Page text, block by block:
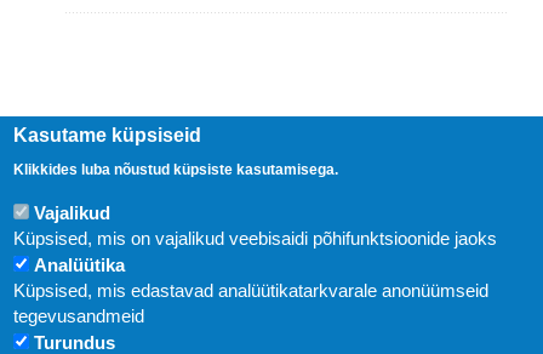
Uudised
Kasutame küpsiseid
Klikkides luba nõustud küpsiste kasutamisega.
Vajalikud
Küpsised, mis on vajalikud veebisaidi põhifunktsioonide jaoks
Analüütika
Küpsised, mis edastavad analüütikatarkvarale anonüümseid
tegevusandmeid
Turundus